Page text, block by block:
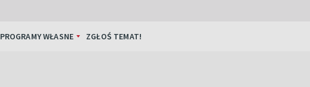
PROGRAMY WŁASNE ZGŁOŚ TEMAT!